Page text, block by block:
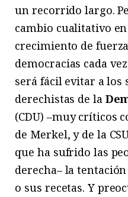
un recorrido largo.
cambio cualitativo
crecimiento de
democracias cada
será fácil evitar a los
derechistas de la
(CDU) –muy críticos
de Merkel, y de la
que ha sufrido las
derecha– la
o sus recetas. Y